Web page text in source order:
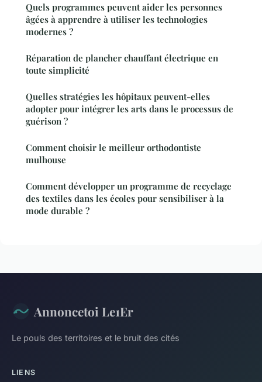
Quels programmes peuvent aider les personnes
âgées à apprendre à utiliser les technologies
modernes ?
Réparation de plancher chauffant électrique en
toute simplicité
Quelles stratégies les hôpitaux peuvent-elles
adopter pour intégrer les arts dans le processus de
guérison ?
Comment choisir le meilleur orthodontiste
mulhouse
Comment développer un programme de recyclage
des textiles dans les écoles pour sensibiliser à la
mode durable ?
Annoncetoi Le1Er
Le pouls des territoires et le bruit des cités
LIENS